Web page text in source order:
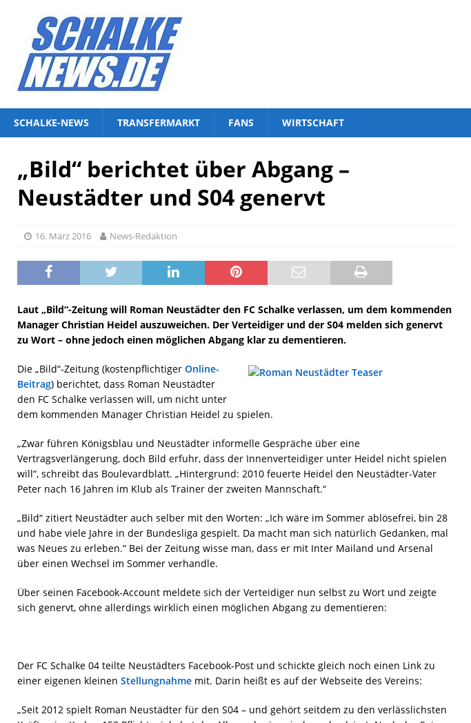
SCHALKE-NEWS TRANSFERMARKT FANS WIRTSCHAFT
„Bild“ berichtet über Abgang –
Neustädter und S04 genervt
16. März 2016 News-Redaktion
Laut „Bild“-Zeitung will Roman Neustädter den FC Schalke verlassen, um dem kommenden
Manager Christian Heidel auszuweichen. Der Verteidiger und der S04 melden sich genervt
zu Wort – ohne jedoch einen möglichen Abgang klar zu dementieren.
Die „Bild“-Zeitung (kostenpflichtiger Online-
Beitrag) berichtet, dass Roman Neustädter
den FC Schalke verlassen will, um nicht unter
dem kommenden Manager Christian Heidel zu spielen.
„Zwar führen Königsblau und Neustädter informelle Gespräche über eine
Vertragsverlängerung, doch Bild erfuhr, dass der Innenverteidiger unter Heidel nicht spielen
will“, schreibt das Boulevardblatt. „Hintergrund: 2010 feuerte Heidel den Neustädter-Vater
Peter nach 16 Jahren im Klub als Trainer der zweiten Mannschaft.“
„Bild“ zitiert Neustädter auch selber mit den Worten: „Ich wäre im Sommer ablösefrei, bin 28
und habe viele Jahre in der Bundesliga gespielt. Da macht man sich natürlich Gedanken, mal
was Neues zu erleben.“ Bei der Zeitung wisse man, dass er mit Inter Mailand und Arsenal
über einen Wechsel im Sommer verhandle.
Über seinen Facebook-Account meldete sich der Verteidiger nun selbst zu Wort und zeigte
sich genervt, ohne allerdings wirklich einen möglichen Abgang zu dementieren:
Der FC Schalke 04 teilte Neustädters Facebook-Post und schickte gleich noch einen Link zu
einer eigenen kleinen Stellungnahme mit. Darin heißt es auf der Webseite des Vereins:
„Seit 2012 spielt Roman Neustädter für den S04 – und gehört seitdem zu den verlässlichsten